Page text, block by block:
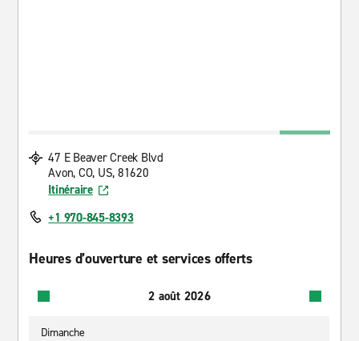
47 E Beaver Creek Blvd
Avon, CO, US, 81620
Itinéraire
+1 970-845-8393
Heures d’ouverture et services offerts
2 août 2026
Dimanche